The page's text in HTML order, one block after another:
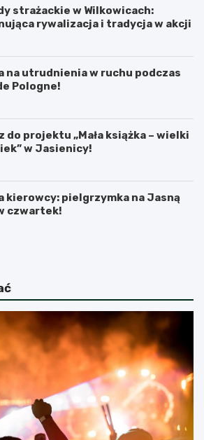
strażackie w Wilkowicach:
rywalizacja i tradycja w akcji
na utrudnienia w ruchu podczas
Pologne!
do projektu „Mała książka – wielki
w Jasienicy!
kierowcy: pielgrzymka na Jasną
czwartek!